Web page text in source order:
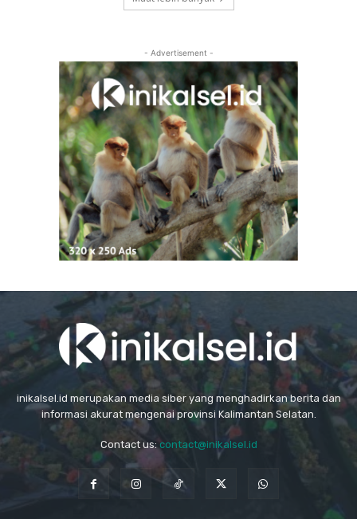
- Advertisement -
inikalsel.id merupakan media siber yang menghadirkan berita dan
informasi akurat mengenai provinsi Kalimantan Selatan.
Contact us:contact@inikalsel.id